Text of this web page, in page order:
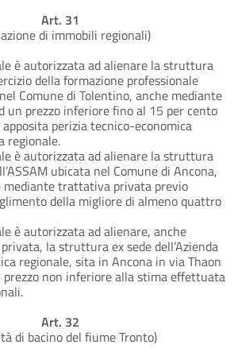
Art. 31
di immobili regionali)
è autorizzata ad alienare la struttura
della formazione professionale
Comune di Tolentino, anche mediante
prezzo inferiore fino al 15 per cento
perizia tecnico-economica
regionale.
è autorizzata ad alienare la struttura
ubicata nel Comune di Ancona,
mediante trattativa privata previo
della migliore di almeno quattro
è autorizzata ad alienare, anche
la struttura ex sede dell’Azienda
regionale, sita in Ancona in via Thaon
prezzo non inferiore alla stima effettuata
Art. 32
di bacino del fiume Tronto)